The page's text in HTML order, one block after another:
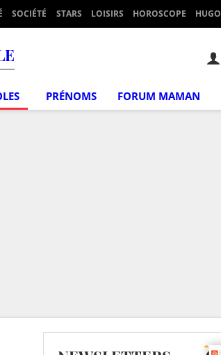
SOCIÉTÉ STARS LOISIRS HOROSCOPE HUGO
PRÉNOMS FORUM MAMAN